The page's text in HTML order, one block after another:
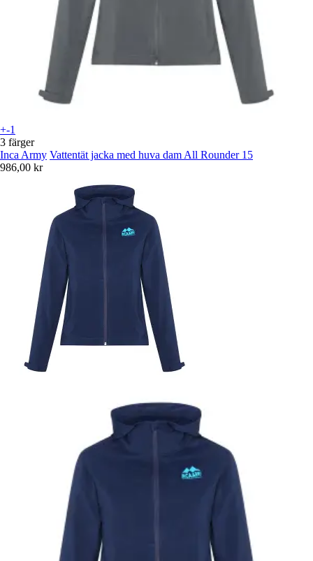
+-1
3 färger
Inca Army Vattentät jacka med huva dam All Rounder 15
986,00 kr